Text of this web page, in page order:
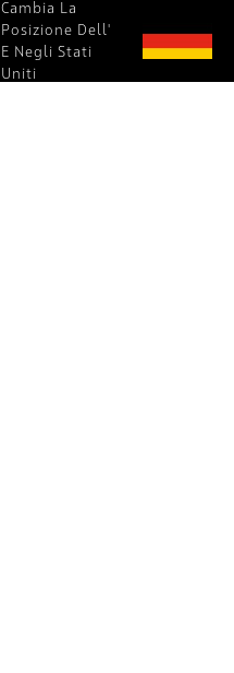
Cambia La
Posizione Dell'
E Negli Stati
Uniti